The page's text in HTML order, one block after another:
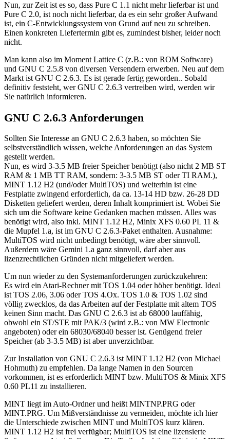
Nun, zur Zeit ist es so, dass Pure C 1.1 nicht mehr lieferbar ist und
Pure C 2.0, ist noch nicht lieferbar, da es ein sehr großer Aufwand
ist, ein C-Entwicklungssystem von Grund auf neu zu schreiben.
Einen konkreten Liefertermin gibt es, zumindest bisher, leider noch
nicht.
Man kann also im Moment Lattice C (z.B.: von ROM Software)
und GNU C 2.5.8 von diversen Versendern erwerben. Neu auf dem
Markt ist GNU C 2.6.3. Es ist gerade fertig geworden.. Sobald
definitiv feststeht, wer GNU C 2.6.3 vertreiben wird, werden wir
Sie natürlich informieren.
GNU C 2.6.3 Anforderungen
Sollten Sie Interesse an GNU C 2.6.3 haben, so möchten Sie
selbstverständlich wissen, welche Anforderungen an das System
gestellt werden.
Nun, es wird 3-3.5 MB freier Speicher benötigt (also nicht 2 MB ST
RAM & 1 MB TT RAM, sondern: 3-3.5 MB ST oder TI RAM.),
MINT 1.12 H2 (und/oder MultiTOS) und weiterhin ist eine
Festplatte zwingend erforderlich, da ca. 13-14 HD bzw. 26-28 DD
Disketten geliefert werden, deren Inhalt komprimiert ist. Wobei Sie
sich um die Software keine Gedanken machen müssen. Alles was
benötigt wird, also inkl. MINT 1.12 H2, Minix XFS 0.60 PL 11 &
die Mupfel 1.a, ist im GNU C 2.6.3-Paket enthalten. Ausnahme:
MultiTOS wird nicht unbedingt benötigt, wäre aber sinnvoll.
Außerdem wäre Gemini 1.a ganz sinnvoll, darf aber aus
lizenzrechtlichen Gründen nicht mitgeliefert werden.
Um nun wieder zu den Systemanforderungen zurückzukehren:
Es wird ein Atari-Rechner mit TOS 1.04 oder höher benötigt. Ideal
ist TOS 2.06, 3.06 oder TOS 4.Ox. TOS 1.0 & TOS 1.02 sind
völlig zwecklos, da das Arbeiten auf der Festplatte mit altem TOS
keinen Sinn macht. Das GNU C 2.6.3 ist ab 68000 lauffähig,
obwohl ein ST/STE mit PAK/3 (wird z.B.: von MW Electronic
angeboten) oder ein 68030/68040 besser ist. Genügend freier
Speicher (ab 3-3.5 MB) ist aber unverzichtbar.
Zur Installation von GNU C 2.6.3 ist MINT 1.12 H2 (von Michael
Hohmuth) zu empfehlen. Da lange Namen in den Sourcen
vorkommen, ist es erforderlich MINT bzw. MultiTOS & Minix XFS
0.60 PL11 zu installieren.
MINT liegt im Auto-Ordner und heißt MINTNP.PRG oder
MINT.PRG. Um Mißverständnisse zu vermeiden, möchte ich hier
die Unterschiede zwischen MINT und MultiTOS kurz klären.
MINT 1.12 H2 ist frei verfügbar; MultiTOS ist eine lizensierte